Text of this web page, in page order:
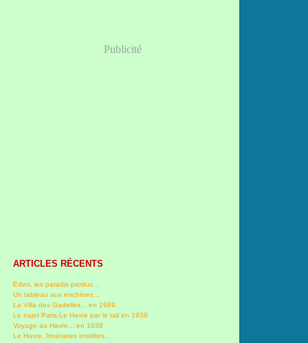
Publicité
ARTICLES RÉCENTS
Eden, les paradis perdus...
Un tableau aux enchères...
La Villa des Gadelles... en 1989.
Le trajet Paris-Le Havre par le rail en 1938
Voyage au Havre... en 1938
Le Havre, Itinéraires insolites...